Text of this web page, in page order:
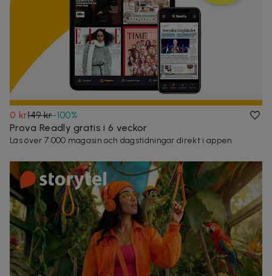
0 kr149 kr-100%
Prova Readly gratis i 6 veckor
Läs över 7 000 magasin och dagstidningar direkt i appen